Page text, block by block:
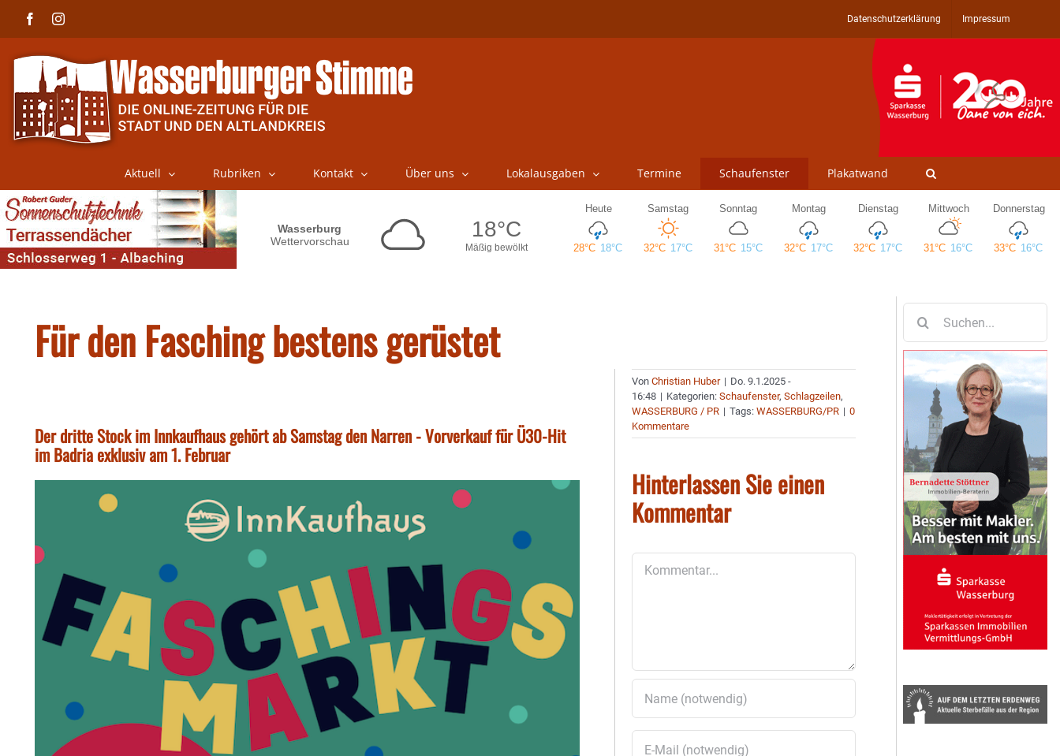
FacebookInstagram Datenschutzerklärung Impressum
Aktuell Rubriken Kontakt Über uns Lokalausgaben Termine Schaufenster Plakatwand
Für den Fasching bestens gerüstet
Der dritte Stock im Innkaufhaus gehört ab Samstag den Narren - Vorverkauf für Ü30-Hit
im Badria exklusiv am 1. Februar
VonChristian Huber | Do. 9.1.2025 -
16:48 | Kategorien:Schaufenster,Schlagzeilen,
WASSERBURG / PR | Tags:WASSERBURG/PR | 0
Kommentare
Hinterlassen Sie einen
Kommentar
nach: